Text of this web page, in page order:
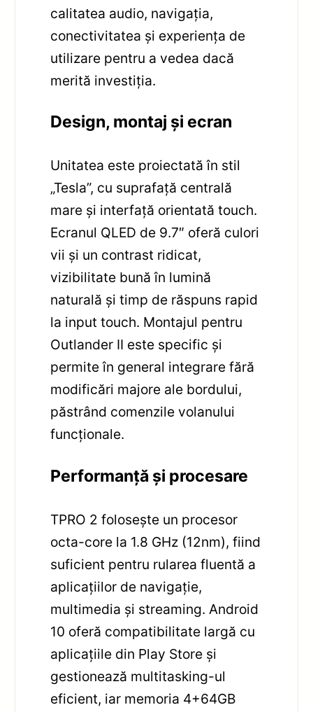
calitatea audio, navigația,
conectivitatea și experiența de
utilizare pentru a vedea dacă
merită investiția.
Design, montaj și ecran
Unitatea este proiectată în stil
„Tesla”, cu suprafață centrală
mare și interfață orientată touch.
Ecranul QLED de 9.7″ oferă culori
vii și un contrast ridicat,
vizibilitate bună în lumină
naturală și timp de răspuns rapid
la input touch. Montajul pentru
Outlander II este specific și
permite în general integrare fără
modificări majore ale bordului,
păstrând comenzile volanului
funcționale.
Performanță și procesare
TPRO 2 folosește un procesor
octa-core la 1.8 GHz (12nm), fiind
suficient pentru rularea fluentă a
aplicațiilor de navigație,
multimedia și streaming. Android
10 oferă compatibilitate largă cu
aplicațiile din Play Store și
gestionează multitasking-ul
eficient, iar memoria 4+64GB